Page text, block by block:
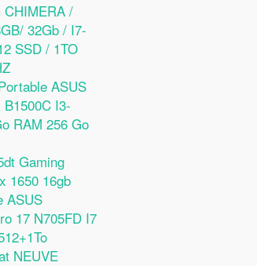
/
32Gb / I7-
SSD / 1TO
ASUS
I3-
RAM 256 Go
Gaming
1650 16gb
ASUS
17 N705FD I7
NEUVE